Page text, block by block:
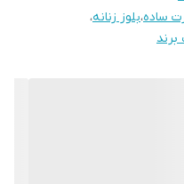
ساده،بلوز زنانه،